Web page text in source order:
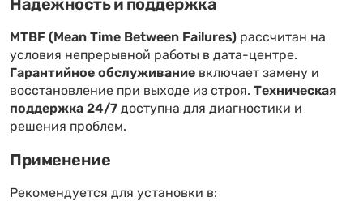
MTBF (Mean Time Between Failures) рассчитан на
условия непрерывной работы в дата-центре.
Гарантийное обслуживание включает замену и
восстановление при выходе из строя. Техническая
поддержка 24/7доступна для диагностики и
решения проблем.
Применение
Рекомендуется для установки в: